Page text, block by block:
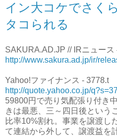
イン大コケでさく
タコられる
SAKURA.AD.JP // IRニュース
http://www.sakura.ad.jp/ir/
Yahoo!ファイナンス - 3778.t
http://quote.yahoo.co.jp/
59800円で売り気配張り付き
きは最悪、三～四日後という
比率10%割れ。事業を譲渡し
て連結から外して、譲渡益を